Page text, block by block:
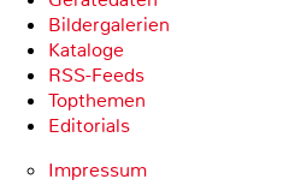
Bildergalerien
Kataloge
RSS-Feeds
Topthemen
Editorials
Impressum